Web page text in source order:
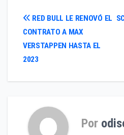
Navegación
de
entradas
RED BULL LE RENOVÓ EL
CONTRATO A MAX
VERSTAPPEN HASTA EL
2023
Por